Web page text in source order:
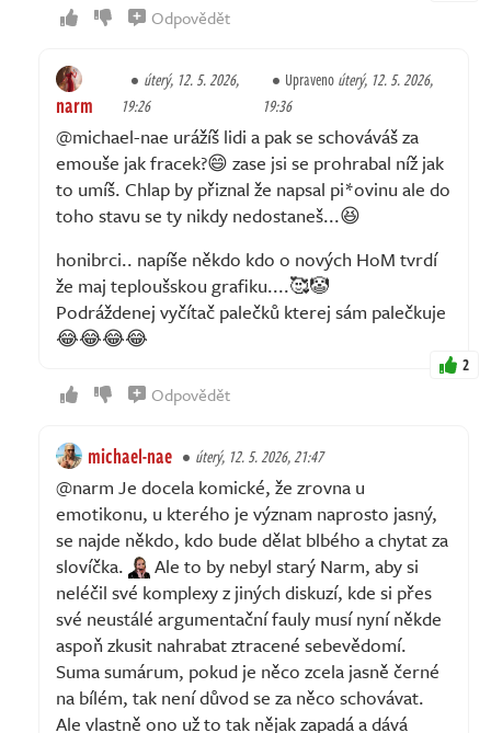
Odpovědět
narm
úterý, 12. 5. 2026,
19:26
Upravenoúterý, 12. 5. 2026,
19:36
@michael-nae urážíš lidi a pak se schováváš za
emouše jak fracek?😄 zase jsi se prohrabal níž jak
to umíš. Chlap by přiznal že napsal pi*ovinu ale do
toho stavu se ty nikdy nedostaneš...😆
honibrci.. napíše někdo kdo o nových HoM tvrdí
že maj teploušskou grafiku....🥰🤡
Podráždenej vyčítač palečků kterej sám palečkuje
😂😂😂😂
2
Odpovědět
michael-nae úterý, 12. 5. 2026, 21:47
@narm Je docela komické, že zrovna u
emotikonu, u kterého je význam naprosto jasný,
se najde někdo, kdo bude dělat blbého a chytat za
slovíčka.
Ale to by nebyl starý Narm, aby si
neléčil své komplexy z jiných diskuzí, kde si přes
své neustálé argumentační fauly musí nyní někde
aspoň zkusit nahrabat ztracené sebevědomí.
Suma sumárum, pokud je něco zcela jasně černé
na bílém, tak není důvod se za něco schovávat.
Ale vlastně ono už to tak nějak zapadá a dává